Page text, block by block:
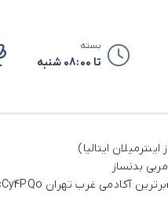
بسته
تا 08:00 شنبه
ایتالیا)
بدنساز